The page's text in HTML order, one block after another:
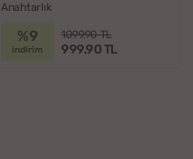
Anahtarlık
%9
indirim
1099.90 TL
999.90 TL